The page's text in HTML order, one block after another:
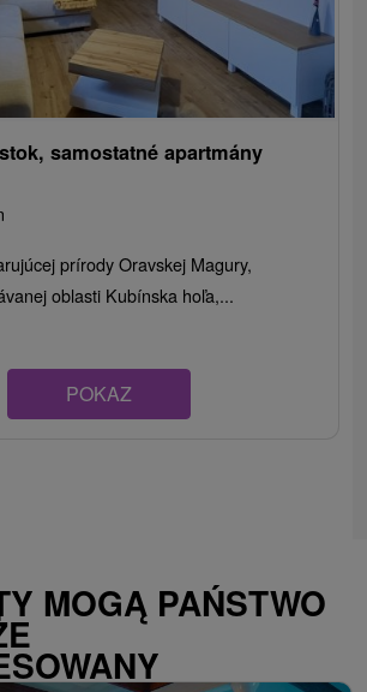
samostatné apartmány
prírody Oravskej Magury,
oblasti Kubínska hoľa,...
POKAZ
MOGĄ PAŃSTWO